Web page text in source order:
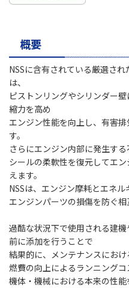
概要
NSSに含有されている厳選さ
は、
ピストンリングやシリンダー
縮力を高め
エンジン性能を向上し、有害
す。
さらにエンジン内部に発生する
シールの柔軟性を復元してエ
えます。
NSSは、エンジン摩耗とエネ
エンジンパーツの損傷を防ぐ相
過酷な状況下で使用される建
前に添加を行うことで
結果的に、メンテナンスにおけ
燃費の向上によるランニングコ
機体・機械における本来の性能